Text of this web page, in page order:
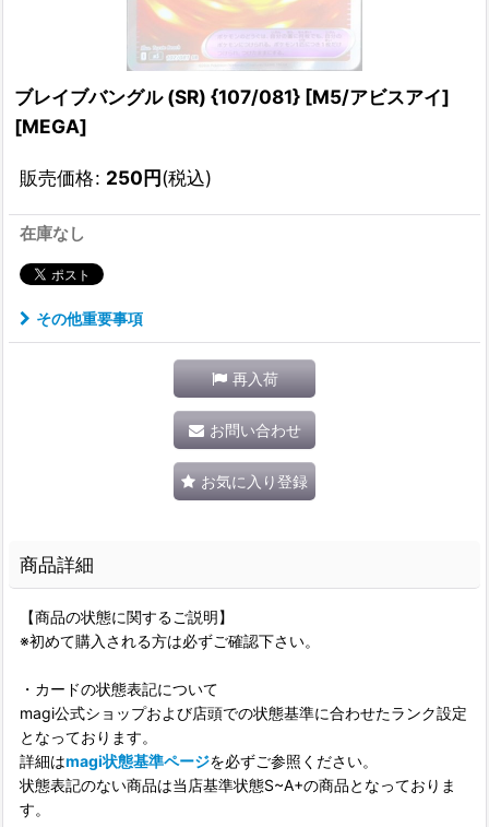
ブレイブバングル (SR) {107/081} [M5/アビスアイ]
[MEGA]
販売価格: 250円(税込)
在庫なし
その他重要事項
再入荷
お問い合わせ
お気に入り登録
商品詳細
【商品の状態に関するご説明】
※初めて購入される方は必ずご確認下さい。
・カードの状態表記について
magi公式ショップおよび店頭での状態基準に合わせたランク設定
となっております。
詳細はmagi状態基準ページを必ずご参照ください。
状態表記のない商品は当店基準状態S~A+の商品となっておりま
す。